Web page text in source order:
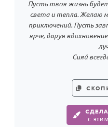
Пусть твоя жизнь
света и тепла. Желаю
приключений. Пусть
ярче, даруя
Сияй
с